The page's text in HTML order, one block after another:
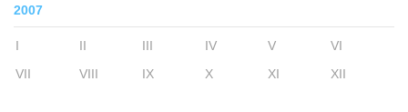
2007
I II III IV V
VI
VII
VIII IX X XI XII